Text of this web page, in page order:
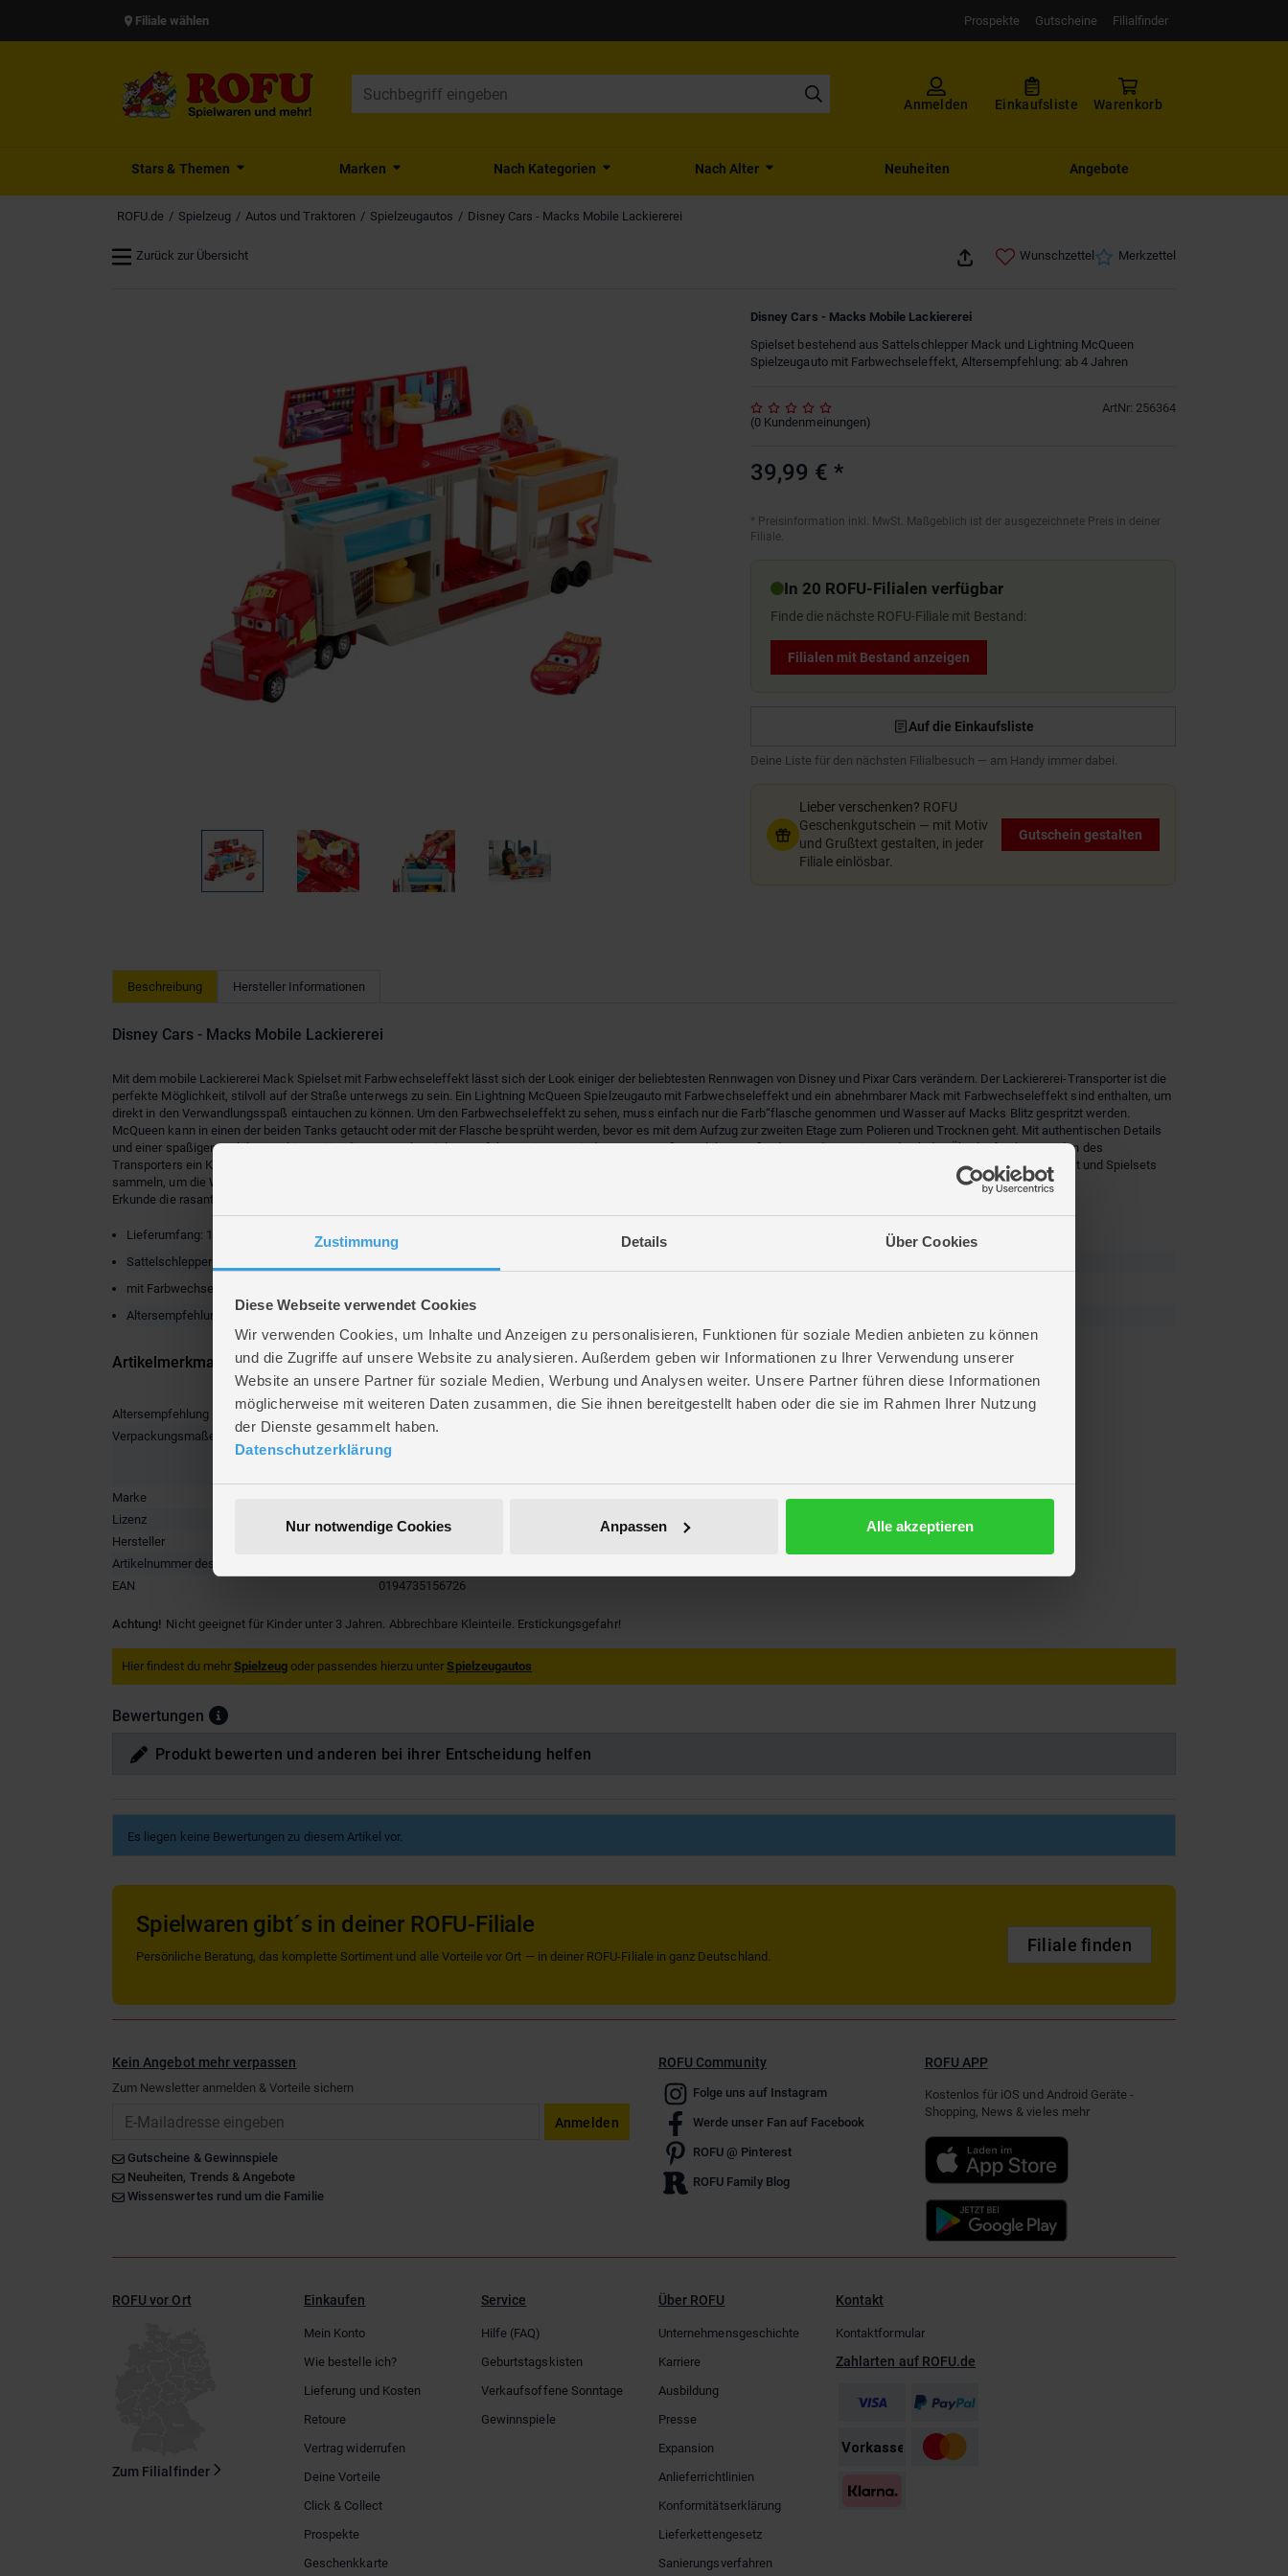
Zustimmung Details Über Cookies
Diese Webseite verwendet Cookies
Wir verwenden Cookies, um Inhalte und Anzeigen zu personalisieren, Funktionen für soziale Medien anbieten zu können
und die Zugriffe auf unsere Website zu analysieren. Außerdem geben wir Informationen zu Ihrer Verwendung unserer
Website an unsere Partner für soziale Medien, Werbung und Analysen weiter. Unsere Partner führen diese Informationen
möglicherweise mit weiteren Daten zusammen, die Sie ihnen bereitgestellt haben oder die sie im Rahmen Ihrer Nutzung
der Dienste gesammelt haben.
Datenschutzerklärung
Nur notwendige Cookies Anpassen Alle akzeptieren
Filiale wählen Prospekte Gutscheine Filialfinder
Anmelden Einkaufsliste Warenkorb
Stars & Themen Marken Nach Kategorien Nach Alter Neuheiten Angebote
ROFU.de Spielzeug Autos und Traktoren Spielzeugautos Disney Cars - Macks Mobile Lackiererei
Zurück zur Übersicht Wunschzettel Merkzettel
Disney Cars - Macks Mobile Lackiererei
Spielset bestehend aus Sattelschlepper Mack und Lightning McQueen
Spielzeugauto mit Farbwechseleffekt, Altersempfehlung: ab 4 Jahren
ArtNr: 256364
(0 Kundenmeinungen)
39,99 € *
* Preisinformation inkl. MwSt. Maßgeblich ist der ausgezeichnete Preis in deiner
Filiale.
In 20 ROFU-Filialen verfügbar
Finde die nächste ROFU-Filiale mit Bestand:
Filialen mit Bestand anzeigen
Auf die Einkaufsliste
Deine Liste für den nächsten Filialbesuch — am Handy immer dabei.
Lieber verschenken? ROFU
Geschenkgutschein — mit Motiv
und Grußtext gestalten, in jeder
Filiale einlösbar.
Gutschein gestalten
Beschreibung Hersteller Informationen
Disney Cars - Macks Mobile Lackiererei
Mit dem mobile Lackiererei Mack Spielset mit Farbwechseleffekt lässt sich der Look einiger der beliebtesten Rennwagen von Disney und Pixar Cars verändern. Der Lackiererei-Transporter ist die
perfekte Möglichkeit, stilvoll auf der Straße unterwegs zu sein. Ein Lightning McQueen Spielzeugauto mit Farbwechseleffekt und ein abnehmbarer Mack mit Farbwechseleffekt sind enthalten, um
direkt in den Verwandlungsspaß eintauchen zu können. Um den Farbwechseleffekt zu sehen, muss einfach nur die Farb“flasche genommen und Wasser auf Macks Blitz gespritzt werden.
McQueen kann in einen der beiden Tanks getaucht oder mit der Flasche besprüht werden, bevor es mit dem Aufzug zur zweiten Etage zum Polieren und Trocknen geht. Mit authentischen Details
und einer spaßigen mobilen Lackiererei ist dieses Mack-Spielset perfekt, um immer wieder neuen Spaß zu erleben. Außerdem ist die Reinigung durch den Überlauftank am Boden des
Transporters ein Kinderspiel. Kinder und Fans von Cars ab 4 Jahren können ihrer Fantasie bei ganztägigem Spielspaß freien Lauf lassen und weitere Autos mit Farbwechseleffekt und Spielsets
sammeln, um die Welt zu erweitern. Alle Artikel separat erhältlich. Abweichungen in Farbe und Gestaltung vorbehalten.
Erkunde die rasante Welt der
Lieferumfang: 1 x Mack Mobil Lackiererei
Sattelschlepper Mack und Lightning Spielzeugauto
mit Farbwechseleffekt
Altersempfehlung: ab 4 Jahren
Artikelmerkmale
Altersempfehlung
Verpackungsmaße
Länge ca. 35,8 cm
Breite ca. 25,9 cm
Marke
Lizenz
Disney PIXAR - Cars
Hersteller
Artikelnummer des Herstellers
EAN
0194735156726
Achtung! Nicht geeignet für Kinder unter 3 Jahren. Abbrechbare Kleinteile. Erstickungsgefahr!
Hier findest du mehr Spielzeug oder passendes hierzu unterSpielzeugautos
Bewertungen
Produkt bewerten und anderen bei ihrer Entscheidung helfen
Es liegen keine Bewertungen zu diesem Artikel vor.
Spielwaren gibt´s in deiner ROFU-Filiale
Persönliche Beratung, das komplette Sortiment und alle Vorteile vor Ort — in deiner ROFU-Filiale in ganz Deutschland.
Filiale finden
Kein Angebot mehr verpassen
Zum Newsletter anmelden & Vorteile sichern
Anmelden
Gutscheine & Gewinnspiele
Neuheiten, Trends & Angebote
Wissenswertes rund um die Familie
ROFU Community
Folge uns auf Instagram
Werde unser Fan auf Facebook
ROFU @ Pinterest
ROFU Family Blog
ROFU APP
Kostenlos für iOS und Android Geräte -
Shopping, News & vieles mehr
ROFU vor Ort
Zum Filialfinder
Einkaufen
Mein Konto
Wie bestelle ich?
Lieferung und Kosten
Retoure
Vertrag widerrufen
Deine Vorteile
Click & Collect
Prospekte
Geschenkkarte
Service
Hilfe (FAQ)
Geburtstagskisten
Verkaufsoffene Sonntage
Gewinnspiele
Über ROFU
Unternehmensgeschichte
Karriere
Ausbildung
Presse
Expansion
Anlieferrichtlinien
Konformitätserklärung
Lieferkettengesetz
Sanierungsverfahren
Kontakt
Kontaktformular
Zahlarten auf ROFU.de